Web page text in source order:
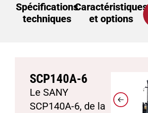
Spécifications
techniques
Caractéristiques
et options
SCP140A-6
Le SANY
SCP140A-6, de la